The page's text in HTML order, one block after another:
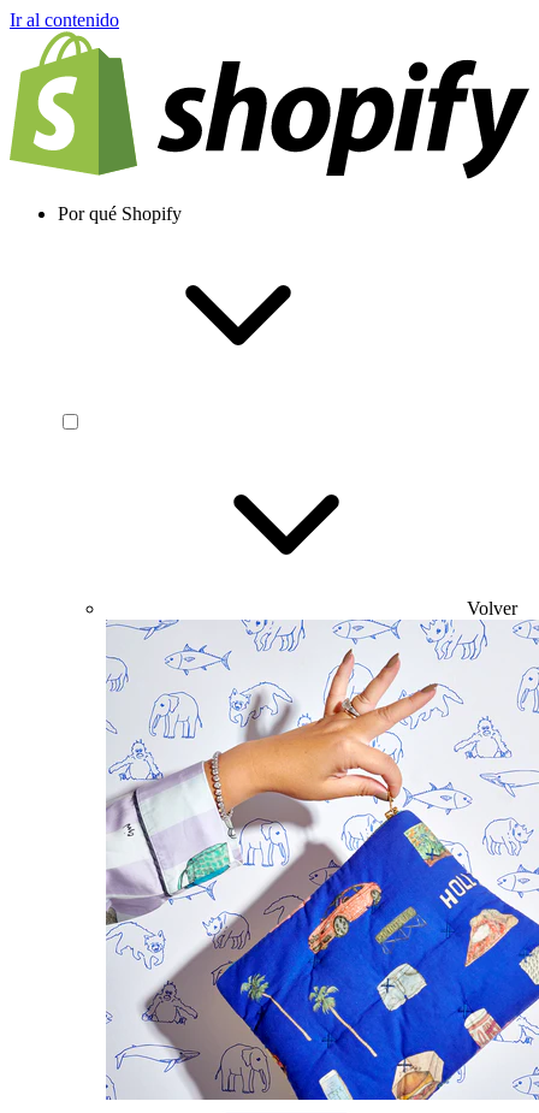
Ir al contenido
Por qué Shopify
Volver